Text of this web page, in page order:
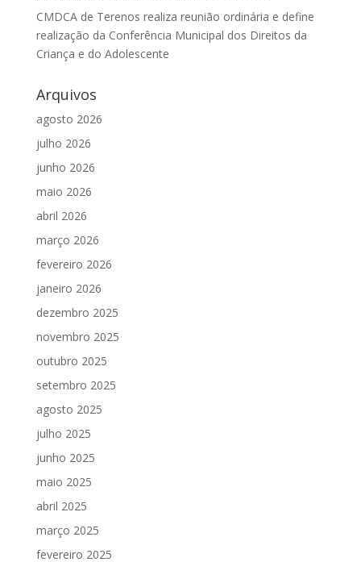
CMDCA de Terenos realiza reunião ordinária e define
realização da Conferência Municipal dos Direitos da
Criança e do Adolescente
Arquivos
agosto 2026
julho 2026
junho 2026
maio 2026
abril 2026
março 2026
fevereiro 2026
janeiro 2026
dezembro 2025
novembro 2025
outubro 2025
setembro 2025
agosto 2025
julho 2025
junho 2025
maio 2025
abril 2025
março 2025
fevereiro 2025